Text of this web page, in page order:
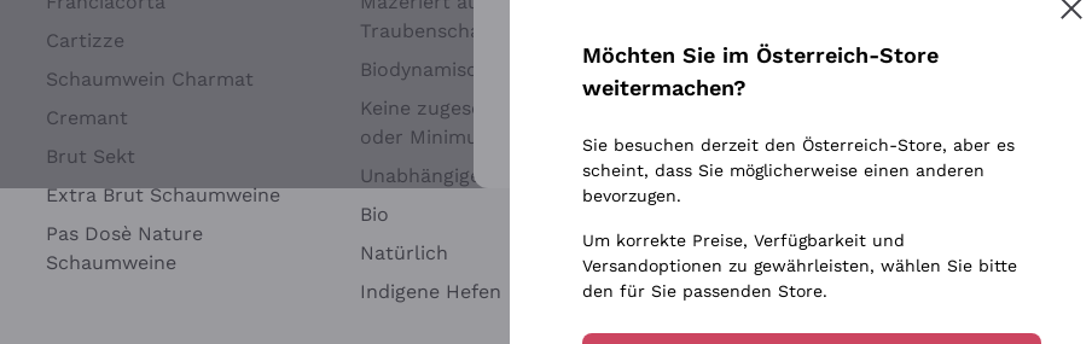
Cartizze
Schaumwein Charmat
Cremant
Brut Sekt
Extra Brut Schaumweine
Pas Dosè Nature
Schaumweine
Traubenschalen
Biodynamisch
Keine zugesetzten Sulfite
oder Minimum
Unabhängige Weinbauern
Bio
Natürlich
Indigene Hefen
Occhipinti Arianna
Biondi Santi
Argiolas
Zenato
Ca' dei Frati
Chardonnay
Weitere Informationen finden Sie in unserem Datenschutz-Bestimmungen
Möchten Sie im Österreich-Store
weitermachen?
Sie besuchen derzeit den Österreich-Store, aber es
scheint, dass Sie möglicherweise einen anderen
bevorzugen.
Um korrekte Preise, Verfügbarkeit und
Versandoptionen zu gewährleisten, wählen Sie bitte
den für Sie passenden Store.